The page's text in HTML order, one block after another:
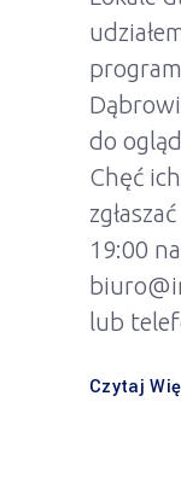
do
Chęć
19:00
lub
Czytaj